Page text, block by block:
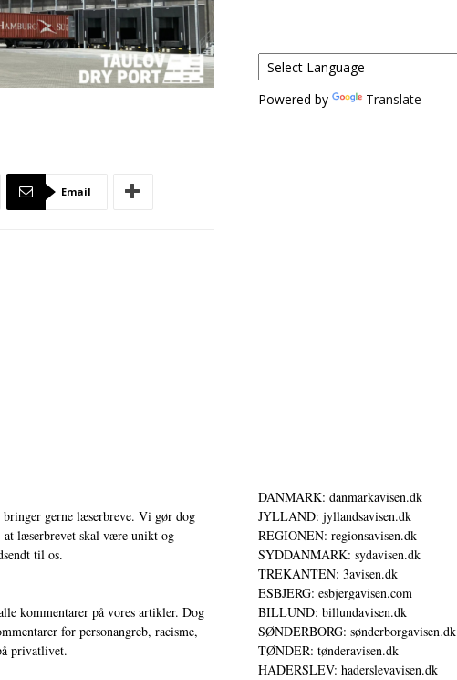
Email
Powered by Translate
gerne læserbreve. Vi gør dog
at læserbrevet skal være unikt og
til os.
kommentarer på vores artikler. Dog
for personangreb, racisme,
privatlivet.
DANMARK: danmarkavisen.dk
JYLLAND: jyllandsavisen.dk
REGIONEN: regionsavisen.dk
SYDDANMARK: sydavisen.dk
TREKANTEN: 3avisen.dk
ESBJERG: esbjergavisen.com
BILLUND: billundavisen.dk
SØNDERBORG: sønderborgavisen.dk
TØNDER: tønderavisen.dk
HADERSLEV: haderslevavisen.dk